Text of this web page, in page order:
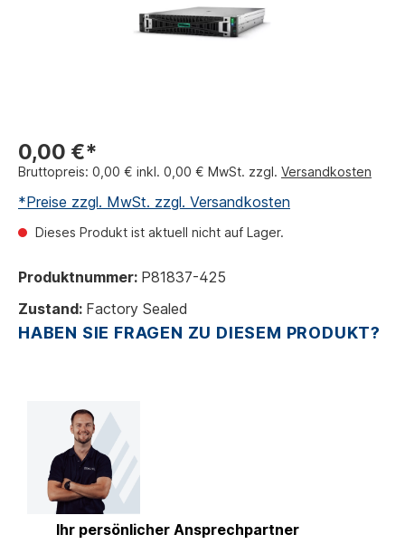
0,00 €*
Bruttopreis: 0,00 € inkl. 0,00 € MwSt. zzgl. Versandkosten
*Preise zzgl. MwSt. zzgl. Versandkosten
Dieses Produkt ist aktuell nicht auf Lager.
Produktnummer: P81837-425
Zustand: Factory Sealed
HABEN SIE FRAGEN ZU DIESEM PRODUKT?
Ihr persönlicher Ansprechpartner